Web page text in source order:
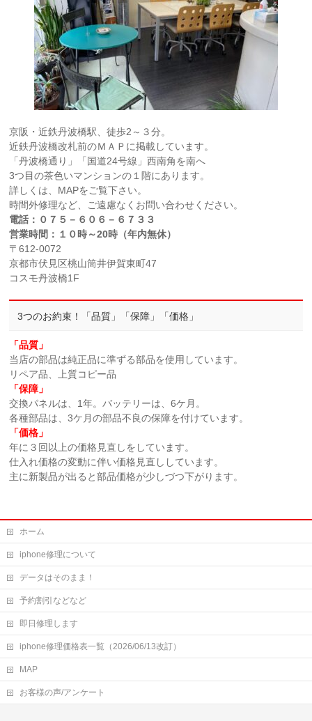
京阪・近鉄丹波橋駅、徒歩2～３分。
近鉄丹波橋改札前のＭＡＰに掲載しています。
「丹波橋通り」「国道24号線」西南角を南へ
3つ目の茶色いマンションの１階にあります。
詳しくは、MAPをご覧下さい。
時間外修理など、ご遠慮なくお問い合わせください。
電話：０７５－６０６－６７３３
営業時間：１０時～20時（年内無休）
〒612-0072
京都市伏見区桃山筒井伊賀東町47
コスモ丹波橋1F
3つのお約束！「品質」「保障」「価格」
「品質」
当店の部品は純正品に準ずる部品を使用しています。
リペア品、上質コピー品
「保障」
交換パネルは、1年。バッテリーは、6ケ月。
各種部品は、3ケ月の部品不良の保障を付けています。
「価格」
年に３回以上の価格見直しをしています。
仕入れ価格の変動に伴い価格見直ししています。
主に新製品が出ると部品価格が少しづつ下がります。
ホーム
iphone修理について
データはそのまま！
予約割引などなど
即日修理します
iphone修理価格表一覧（2026/06/13改訂）
MAP
お客様の声/アンケート